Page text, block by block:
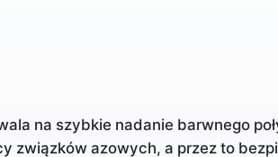
na szybkie nadanie barwnego
związków azowych, a przez to